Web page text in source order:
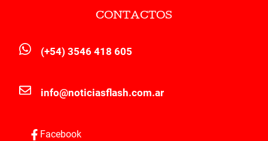
CONTACTOS
(+54) 3546 418 605
info@noticiasflash.com.ar
Facebook